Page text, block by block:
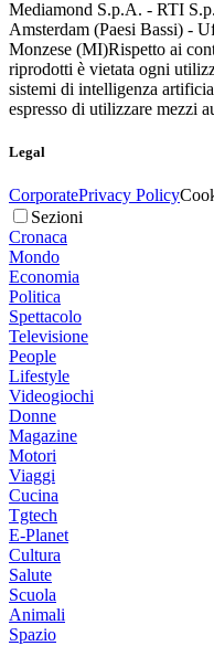
Mediamond S.p.A. - RTI
Amsterdam (Paesi Bassi) -
Monzese (MI)Rispetto ai
riprodotti è vietata ogni
sistemi di intelligenza
espresso di utilizzare mezzi
Legal
CorporatePrivacy Policy
Sezioni
Cronaca
Mondo
Economia
Politica
Spettacolo
Televisione
People
Lifestyle
Videogiochi
Donne
Magazine
Motori
Viaggi
Cucina
Tgtech
E-Planet
Cultura
Salute
Scuola
Animali
Spazio